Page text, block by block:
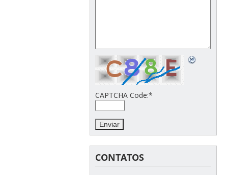
CAPTCHA Code:*
CONTATOS